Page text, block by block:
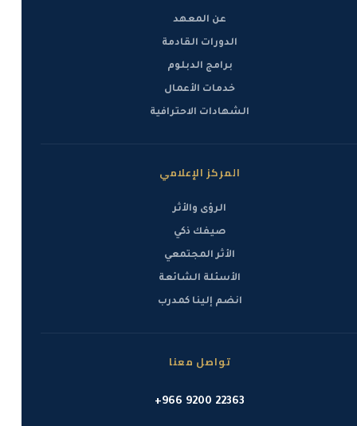
عن المعهد
الدورات القادمة
برامج الدبلوم
خدمات الأعمال
الشهادات الاحترافية
المركز الإعلامي
الرؤى والأثر
صيفك ذكي
الأثر المجتمعي
الأسئلة الشائعة
انضم إلينا كمدرب
تواصل معنا
+966 9200 22363